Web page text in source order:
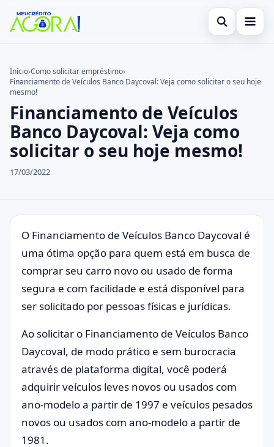
Abrir busca
Cartão de Crédito
Empréstimo
Finanças
Legal
Buscar no site
Buscar por:
Pressione Enter para buscar ou ESC para fechar.
Início›Como solicitar empréstimo›
Financiamento de Veículos Banco Daycoval: Veja como solicitar o seu hoje
mesmo!
Financiamento de Veículos
Banco Daycoval: Veja como
solicitar o seu hoje mesmo!
17/03/2022
O Financiamento de Veículos Banco Daycoval é
uma ótima opção para quem está em busca de
comprar seu carro novo ou usado de forma
segura e com facilidade e está disponível para
ser solicitado por pessoas físicas e jurídicas.
Ao solicitar o Financiamento de Veículos Banco
Daycoval, de modo prático e sem burocracia
através de plataforma digital, você poderá
adquirir veículos leves novos ou usados com
ano-modelo a partir de 1997 e veículos pesados
novos ou usados com ano-modelo a partir de
1981.